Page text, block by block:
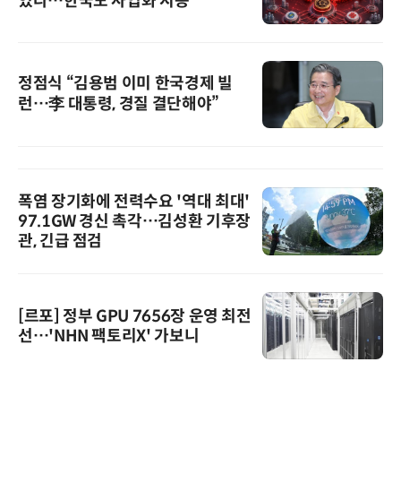
정점식 “김용범 이미 한국경제 빌
런…李 대통령, 경질 결단해야”
폭염 장기화에 전력수요 '역대 최대'
97.1GW 경신 촉각…김성환 기후장
관, 긴급 점검
[르포] 정부 GPU 7656장 운영 최전
선…'NHN 팩토리X' 가보니